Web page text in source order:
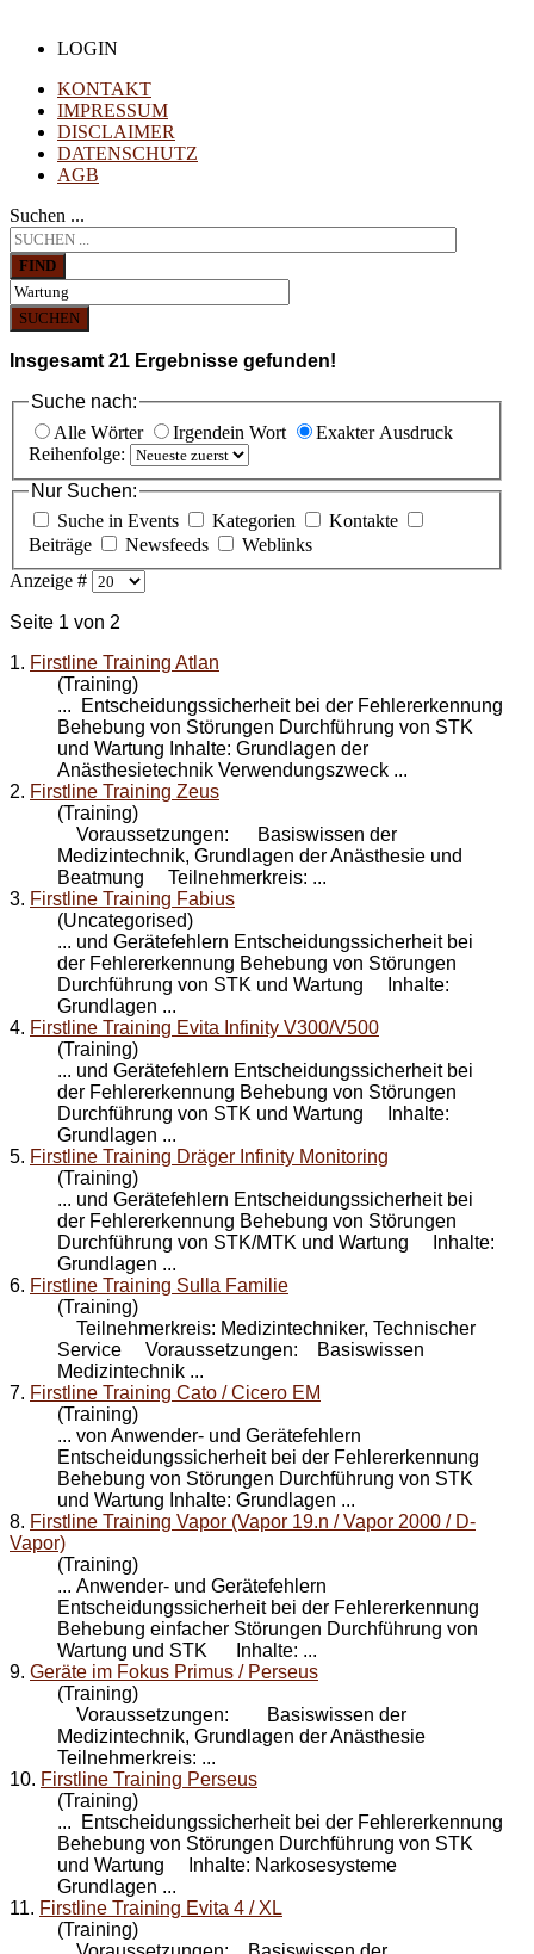
LOGIN
KONTAKT
IMPRESSUM
DISCLAIMER
DATENSCHUTZ
AGB
Suchen ...
FIND
SUCHEN
Insgesamt 21 Ergebnisse gefunden!
Suche nach:
Alle Wörter
Irgendein Wort
Exakter Ausdruck
Reihenfolge:
Nur Suchen:
Suche in Events
Kategorien
Kontakte
Beiträge
Newsfeeds
Weblinks
Anzeige #
Seite 1 von 2
1. Firstline Training Atlan
(Training)
... Entscheidungssicherheit bei der Fehlererkennung
Behebung von Störungen Durchführung von STK
und Wartung Inhalte: Grundlagen der
Anästhesietechnik Verwendungszweck ...
2. Firstline Training Zeus
(Training)
Voraussetzungen: Basiswissen der
Medizintechnik, Grundlagen der Anästhesie und
Beatmung Teilnehmerkreis: ...
3. Firstline Training Fabius
(Uncategorised)
... und Gerätefehlern Entscheidungssicherheit bei
der Fehlererkennung Behebung von Störungen
Durchführung von STK und Wartung
Inhalte:
Grundlagen ...
4. Firstline Training Evita Infinity V300/V500
(Training)
... und Gerätefehlern Entscheidungssicherheit bei
der Fehlererkennung Behebung von Störungen
Durchführung von STK und Wartung
Inhalte:
Grundlagen ...
5. Firstline Training Dräger Infinity Monitoring
(Training)
... und Gerätefehlern Entscheidungssicherheit bei
der Fehlererkennung Behebung von Störungen
Durchführung von STK/MTK und Wartung
Inhalte:
Grundlagen ...
6. Firstline Training Sulla Familie
(Training)
Teilnehmerkreis: Medizintechniker, Technischer
Service Voraussetzungen: Basiswissen
Medizintechnik ...
7. Firstline Training Cato / Cicero EM
(Training)
... von Anwender- und Gerätefehlern
Entscheidungssicherheit bei der Fehlererkennung
Behebung von Störungen Durchführung von STK
und Wartung Inhalte: Grundlagen ...
8. Firstline Training Vapor (Vapor 19.n / Vapor 2000 / D-
Vapor)
(Training)
... Anwender- und Gerätefehlern
Entscheidungssicherheit bei der Fehlererkennung
Behebung einfacher Störungen Durchführung von
Wartung und STK Inhalte: ...
9. Geräte im Fokus Primus / Perseus
(Training)
Voraussetzungen: Basiswissen der
Medizintechnik, Grundlagen der Anästhesie
Teilnehmerkreis: ...
10. Firstline Training Perseus
(Training)
... Entscheidungssicherheit bei der Fehlererkennung
Behebung von Störungen Durchführung von STK
und Wartung
Inhalte: Narkosesysteme
Grundlagen ...
11. Firstline Training Evita 4 / XL
(Training)